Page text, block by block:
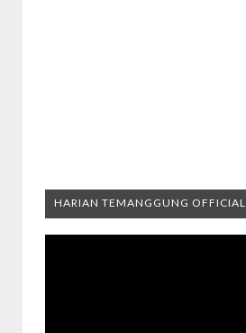
HARIAN TEMANGGUNG OFFICIAL